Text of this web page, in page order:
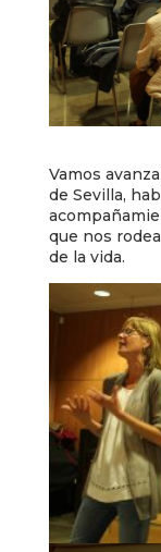
Vamos
de Sevilla,
que nos
de la vida.